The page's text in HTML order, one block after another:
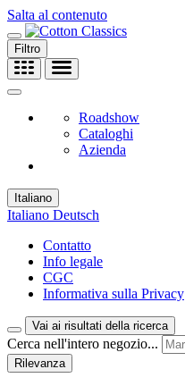
Salta al contenuto
Filtro
Roadshow
Cataloghi
Azienda
Italiano
Italiano Deutsch
Contatto
Info legale
CGC
Informativa sulla Privacy
Vai ai risultati della ricerca
Cerca nell'intero negozio...
Rilevanza